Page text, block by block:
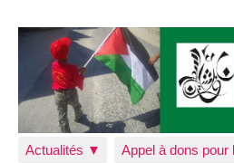
Actualités ▼ Appel à dons pour